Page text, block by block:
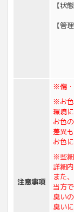
【状
【管
注意事項
※傷・
※お色
環境
お色
差異
お色
※些細
詳細
また
当方
臭い
臭い